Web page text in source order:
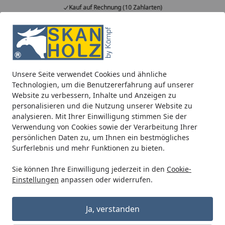
Unsere Seite verwendet Cookies und ähnliche
Technologien, um die Benutzererfahrung auf unserer
Website zu verbessern, Inhalte und Anzeigen zu
personalisieren und die Nutzung unserer Website zu
analysieren. Mit Ihrer Einwilligung stimmen Sie der
Verwendung von Cookies sowie der Verarbeitung Ihrer
persönlichen Daten zu, um Ihnen ein bestmögliches
Surferlebnis und mehr Funktionen zu bieten.
Sie können Ihre Einwilligung jederzeit in den Cookie-
Einstellungen anpassen oder widerrufen.
Ja, verstanden
Kauf auf Rechnung (10 Zahlarten)
Alle Produkte
Mein Konto
Suchen
Startseite
Erforderliche Gegebenheiten für Montage
Welche Bedingungen sollte der
Montageort erfüllen?
Um einen reibungslosen Ablauf der Montage zu
gewährleisten, sollten einigeGegebenheiten
berücksichtigt und vorab geklärt werden
Eine
ausführliche Auflistung der Montagebedingungen und
Weitere Fragen aus dem Bereich